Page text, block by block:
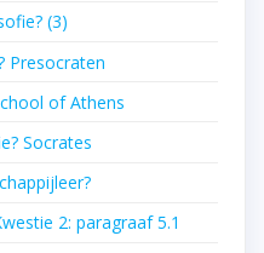
(3)
Presocraten
of Athens
Socrates
2: paragraaf 5.1